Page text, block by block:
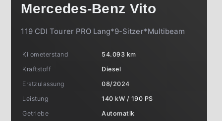
Mercedes-Benz Vito
119 CDI Tourer PRO Lang*9-Sitzer*Multibeam
Kilometerstand
54.093 km
Kraftstoff
Diesel
Erstzulassung
08/2024
Leistung
140 kW / 190 PS
Getriebe
Automatik